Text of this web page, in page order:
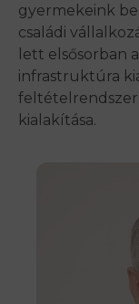
gyermekeink
családi
lett elsősorban
infrastruktúra
feltételrendszer
kialakítása.